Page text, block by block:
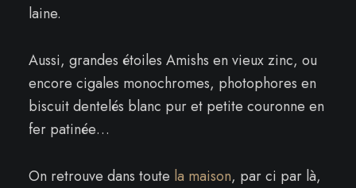
laine.
Aussi, grandes étoiles Amishs en vieux zinc, ou
encore cigales monochromes, photophores en
biscuit dentelés blanc pur et petite couronne en
fer patinée…
On retrouve dans toute la maison, par ci par là,